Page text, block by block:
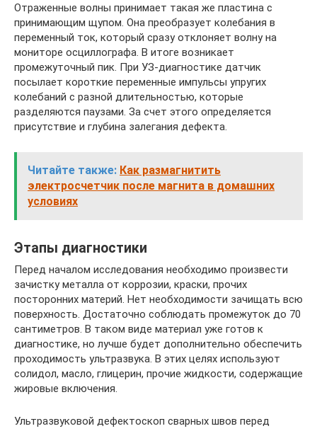
Отраженные волны принимает такая же пластина с
принимающим щупом. Она преобразует колебания в
переменный ток, который сразу отклоняет волну на
мониторе осциллографа. В итоге возникает
промежуточный пик. При УЗ-диагностике датчик
посылает короткие переменные импульсы упругих
колебаний с разной длительностью, которые
разделяются паузами. За счет этого определяется
присутствие и глубина залегания дефекта.
Читайте также: Как размагнитить
электросчетчик после магнита в домашних
условиях
Этапы диагностики
Перед началом исследования необходимо произвести
зачистку металла от коррозии, краски, прочих
посторонних материй. Нет необходимости зачищать всю
поверхность. Достаточно соблюдать промежуток до 70
сантиметров. В таком виде материал уже готов к
диагностике, но лучше будет дополнительно обеспечить
проходимость ультразвука. В этих целях используют
солидол, масло, глицерин, прочие жидкости, содержащие
жировые включения.
Ультразвуковой дефектоскоп сварных швов перед